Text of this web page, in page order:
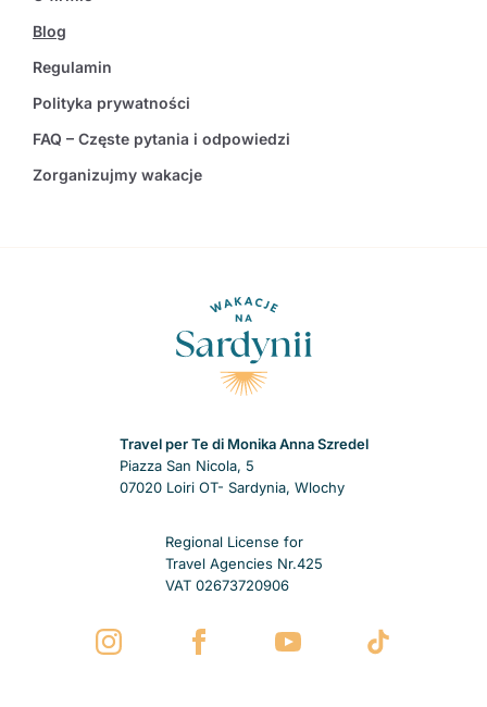
Blog
Regulamin
Polityka prywatności
FAQ – Częste pytania i odpowiedzi
Zorganizujmy wakacje
Travel per Te di Monika Anna Szredel
Piazza San Nicola, 5
07020 Loiri OT- Sardynia, Wlochy
Regional License for
Travel Agencies Nr.425
VAT 02673720906